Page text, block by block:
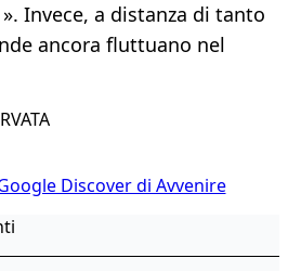
Invece, a distanza di tanto
ancora fluttuano nel
Discover di Avvenire